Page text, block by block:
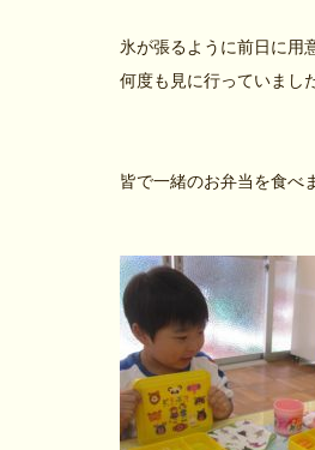
氷が張るように前日に用
何度も見に行っていまし
皆で一緒のお弁当を食べ